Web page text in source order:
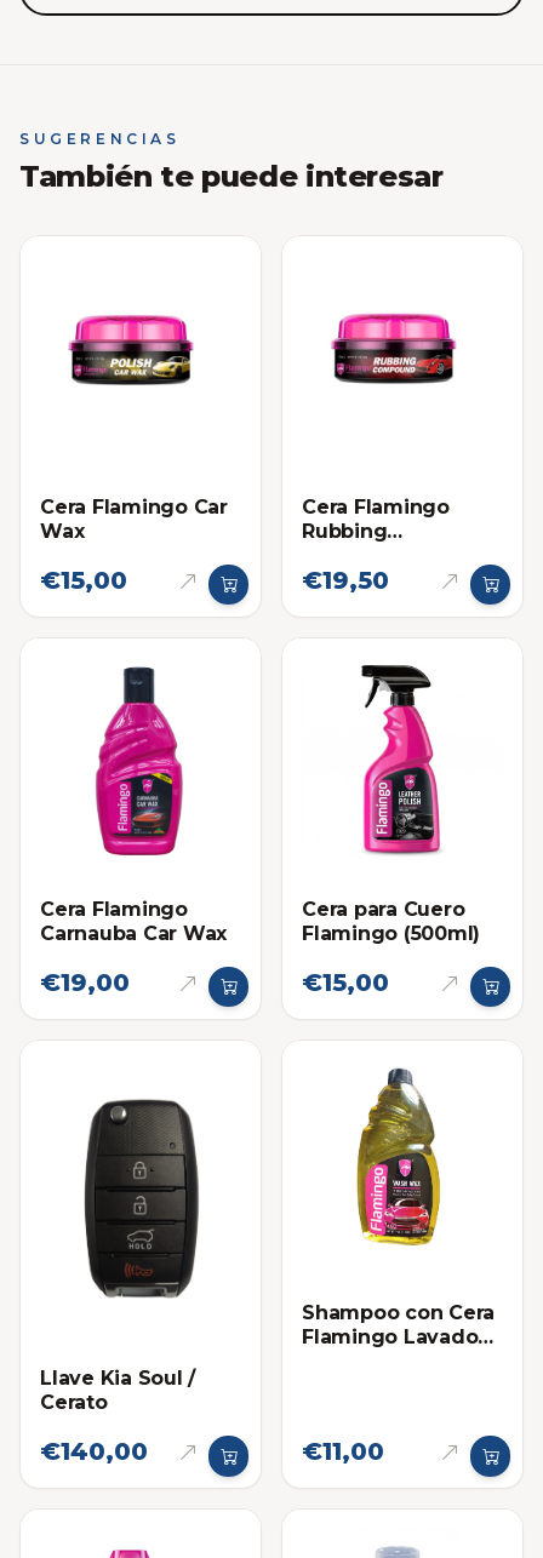
SUGERENCIAS
También te puede interesar
Cera Flamingo Car
Wax
€15,00
Cera Flamingo
Rubbing
€19,50
Cera Flamingo
Carnauba Car Wax
€19,00
Cera para Cuero
Flamingo (500ml)
€15,00
Llave Kia Soul /
Cerato
€140,00
Shampoo con Cera
Flamingo Lavado
€11,00